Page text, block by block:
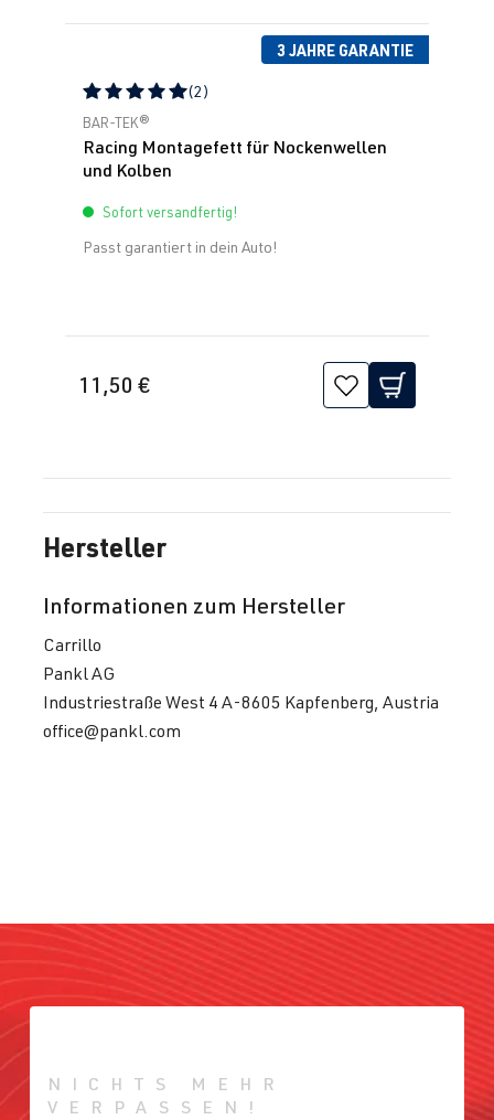
3 JAHRE GARANTIE
Durchschnittliche Bewertung von 5 von 5 Sternen
(2)
BAR-TEK®
Racing Montagefett für Nockenwellen
und Kolben
Sofort versandfertig!
Passt garantiert in dein Auto!
11,50 €
Hersteller
Informationen zum Hersteller
Carrillo
Pankl AG
Industriestraße West 4 A-8605 Kapfenberg, Austria
office@pankl.com
NICHTS MEHR
VERPASSEN!